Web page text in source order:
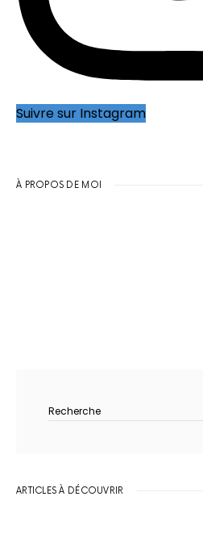
Suivre sur Instagram
À PROPOS DE MOI
ARTICLES À DÉCOUVRIR